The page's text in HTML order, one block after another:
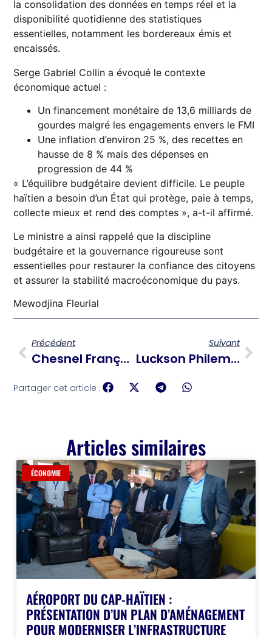
la consolidation des données en temps réel et la
disponibilité quotidienne des statistiques
essentielles, notamment les bordereaux émis et
encaissés.
Serge Gabriel Collin a évoqué le contexte
économique actuel :
Un financement monétaire de 13,6 milliards de
gourdes malgré les engagements envers le FMI
Une inflation d’environ 25 %, des recettes en
hausse de 8 % mais des dépenses en
progression de 44 %
« L’équilibre budgétaire devient difficile. Le peuple
haïtien a besoin d’un État qui protège, paie à temps,
collecte mieux et rend des comptes », a-t-il affirmé.
Le ministre a ainsi rappelé que la discipline
budgétaire et la gouvernance rigoureuse sont
essentielles pour restaurer la confiance des citoyens
et assurer la stabilité macroéconomique du pays.
Mewodjina Fleurial
Précédent
Chesnel François Face À L’épreuve De La DGI : Réformes, Performance Et Crédibilité En Jeu
Suivant
Luckson Philemond Prend La Tête Du PNCS
Partager cet article :
Articles similaires
ÉCONOMIE
AÉROPORT DU CAP-HAÏTIEN :
PRÉSENTATION D’UN PLAN D’AMÉNAGEMENT
POUR MODERNISER L’INFRASTRUCTURE